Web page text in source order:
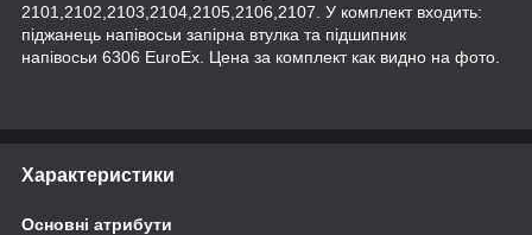
2101,2102,2103,2104,2105,2106,2107. У комплект входить:
піджанець напівосьи запірна втулка та підшипник
напівосьи 6306 EuroEx. Цена за комплект как видно на фото.
Характеристики
Основні атрибути